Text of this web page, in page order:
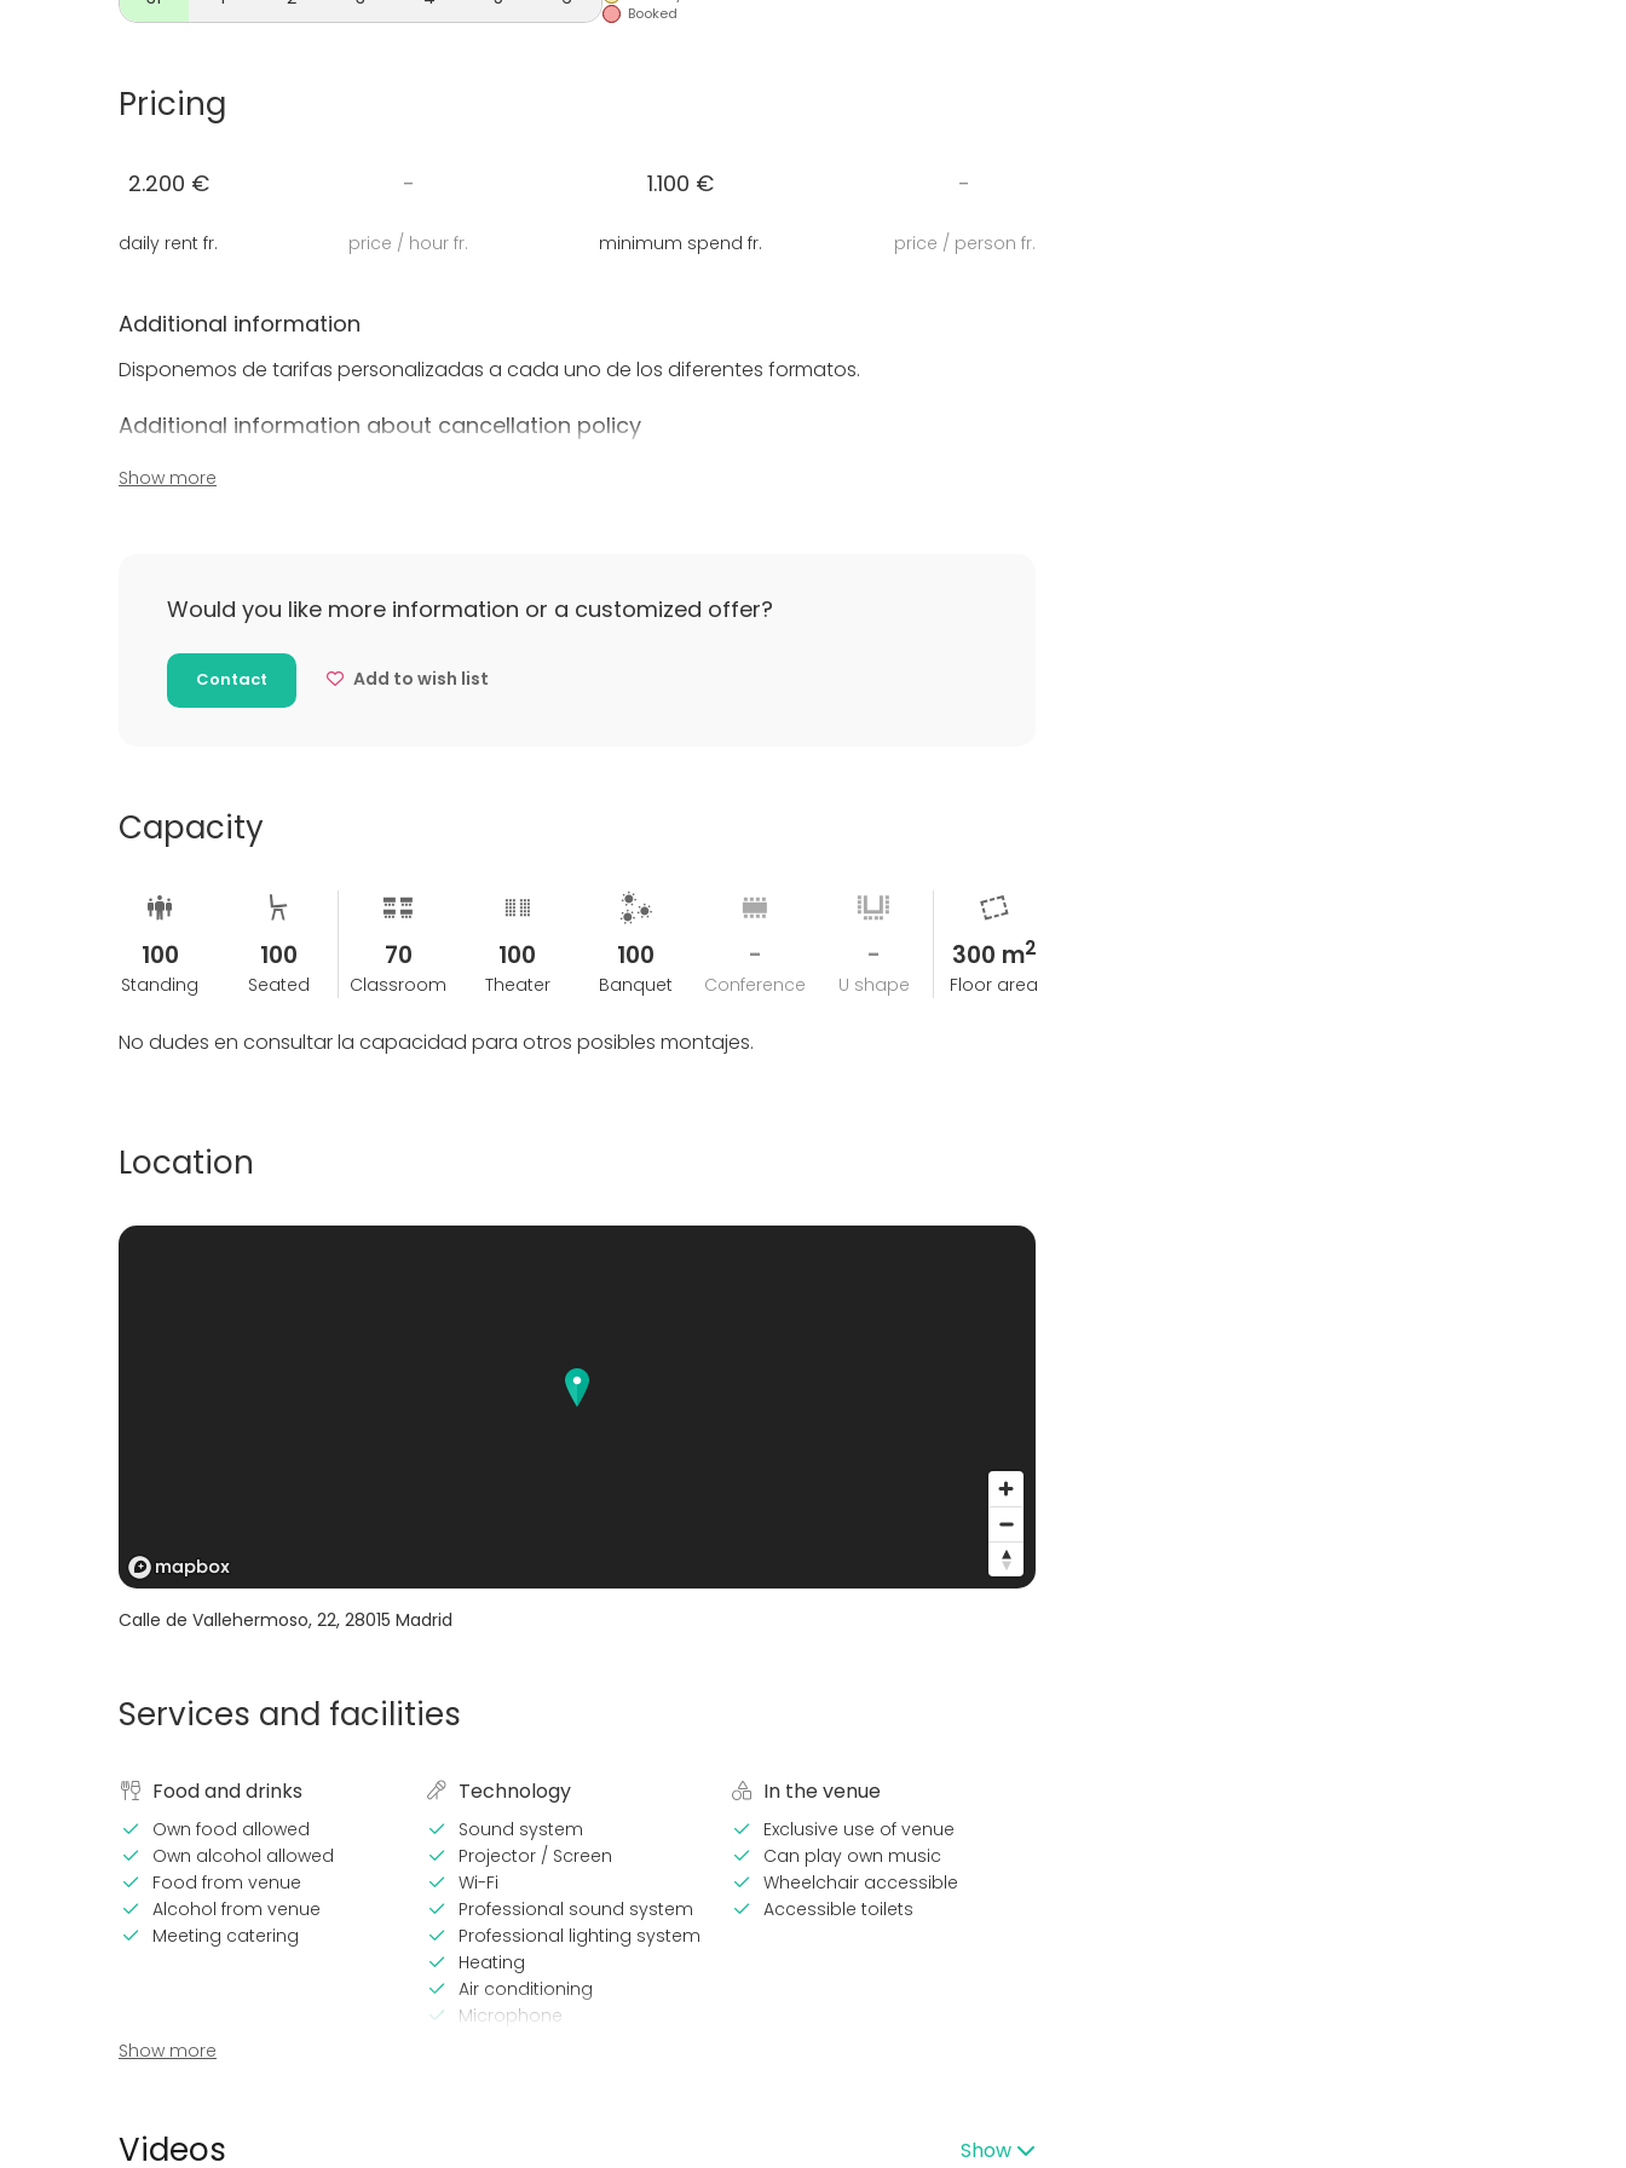
Booked
Pricing
2.200 €
daily rent fr.
-
price / hour fr.
1.100 €
minimum spend fr.
-
price / person fr.
Additional information
Disponemos de tarifas personalizadas a cada uno de los diferentes formatos.
Additional information about cancellation policy
Si el espacio y el presupuesto os encaja podemos realizar bajo petición un bloqueo durante 7
previamente entregada. Se busca fecha alternativa para la celebración del evento en los
siguientes 6 meses.
Show more
Would you like more information or a customized offer?
Contact Add to wish list
Capacity
100
Standing
100
Seated
70
Classroom
100
Theater
100
Banquet
-
Conference
-
U shape
300 m2
Floor area
No dudes en consultar la capacidad para otros posibles montajes.
Location
Calle de Vallehermoso, 22, 28015 Madrid
Services and facilities
Food and drinks
Own food allowed
Own alcohol allowed
Food from venue
Alcohol from venue
Meeting catering
Technology
Sound system
Projector / Screen
Wi-Fi
Professional sound system
Professional lighting system
Heating
Air conditioning
Microphone
In the venue
Exclusive use of venue
Can play own music
Wheelchair accessible
Accessible toilets
Kitchen for customer
Multi-purpose event space
Show more
Videos Show